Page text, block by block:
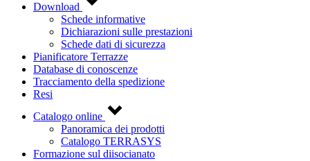
Download
Schede informative
Dichiarazioni sulle prestazioni
Schede dati di sicurezza
Pianificatore Terrazze
Database di conoscenze
Tracciamento della spedizione
Resi
Catalogo online
Panoramica dei prodotti
Catalogo TERRASYS
Formazione sul diisocianato